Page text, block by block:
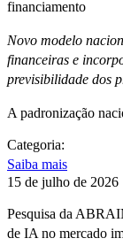
financiamento
Novo modelo
financeiras e
previsibilidade dos
A padronização
Categoria:
Saiba mais
15 de julho de 2026
Pesquisa da
de IA no mercado